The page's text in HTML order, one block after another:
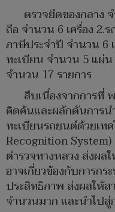
ตรวจยึดของกลาง
ถือ จำนวน 6 เครื่อง 2.
ภาษีประจำปี จำนวน 6
ทะเบียน จำนวน 5 แผ่น
จำนวน 17 รายการ
สืบเนื่องจากการที่
คิดค้นและผลักดันการ
ทะเบียนรถยนต์ด้วยเท
Recognition
ตำรวจทางหลวง ส่งผล
อาจเกี่ยวข้องกับการก
ประสิทธิภาพ ส่งผลให้
จำนวนมาก และนำไป